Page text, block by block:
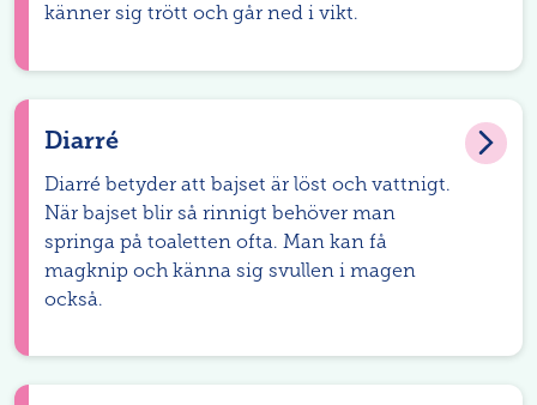
känner sig trött och går ned i vikt.
Diarré
Diarré betyder att bajset är löst och vattnigt.
När bajset blir så rinnigt behöver man
springa på toaletten ofta. Man kan få
magknip och känna sig svullen i magen
också.